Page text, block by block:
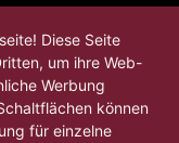
Diese Seite
um ihre Web-
Werbung
können
für einzelne